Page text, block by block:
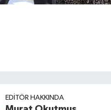
EDITÖR HAKKINDA